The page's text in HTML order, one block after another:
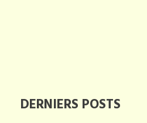
DERNIERS POSTS